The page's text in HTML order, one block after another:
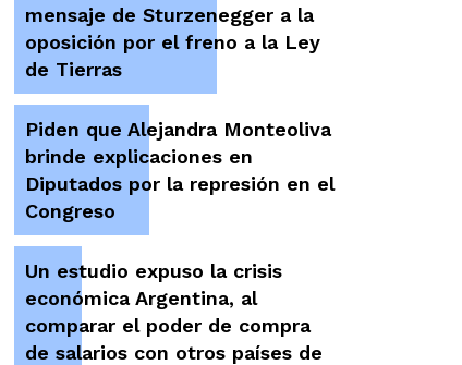
mensaje de Sturzenegger a la
oposición por el freno a la Ley
de Tierras
Piden que Alejandra Monteoliva
brinde explicaciones en
Diputados por la represión en el
Congreso
Un estudio expuso la crisis
económica Argentina, al
comparar el poder de compra
de salarios con otros países de